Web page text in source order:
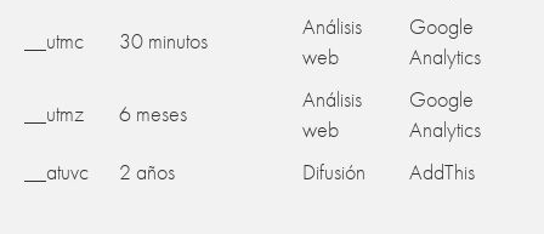
__utmc 30 minutos
Análisis
web
Google
Analytics
__utmz 6 meses
Análisis
web
Google
Analytics
__atuvc
2 años Difusión AddThis